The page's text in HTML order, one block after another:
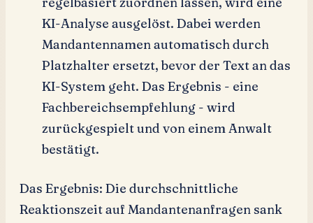
KI-Analyse ausgelöst. Dabei werden
Mandantennamen automatisch durch
Platzhalter ersetzt, bevor der Text an das
KI-System geht. Das Ergebnis - eine
Fachbereichsempfehlung - wird
zurückgespielt und von einem Anwalt
bestätigt.
Das Ergebnis: Die durchschnittliche
Reaktionszeit auf Mandantenanfragen sank